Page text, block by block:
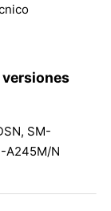
versiones
SM-
A245M/N